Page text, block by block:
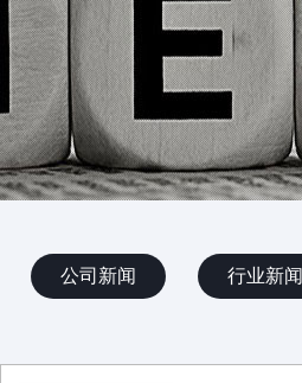
公司新闻 行业新闻